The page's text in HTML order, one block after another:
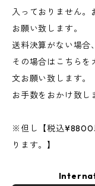
入っておりません。
お願い致します。
送料決算がない場合
その場合はこちらを
文お願い致します。
お手数をおかけ致し
※但し【税込¥8800
ります。】